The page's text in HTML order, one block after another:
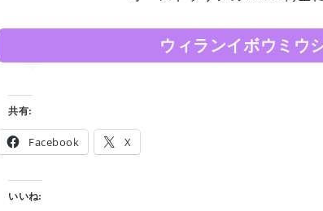
ウィランイボウミ
共有:
Facebook X
いいね: